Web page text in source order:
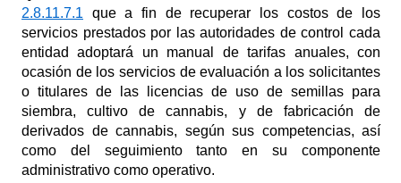
2.8.11.7.1 que a fin de recuperar los costos de los
servicios prestados por las autoridades de control cada
entidad adoptará un manual de tarifas anuales, con
ocasión de los servicios de evaluación a los solicitantes
o titulares de las licencias de uso de semillas para
siembra, cultivo de cannabis, y de fabricación de
derivados de cannabis, según sus competencias, así
como del seguimiento tanto en su componente
administrativo como operativo.